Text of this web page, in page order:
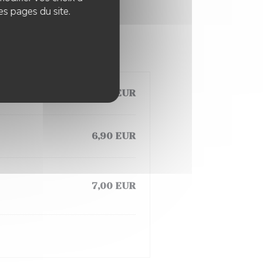
pages du site.
6,70 EUR
6,90 EUR
7,00 EUR